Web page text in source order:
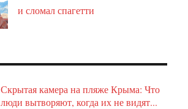
и сломал спагетти
Скрытая камера на пляже Крыма: Что
люди вытворяют, когда их не видят...